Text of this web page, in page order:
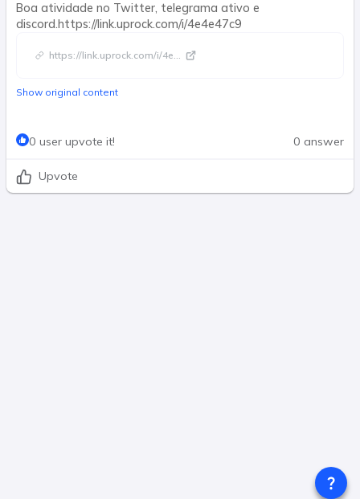
Boa atividade no Twitter, telegrama ativo e
discord.https://link.uprock.com/i/4e4e47c9
https://link.uprock.com/i/4e...
Show original content
0 user upvote it! 0 answer
Upvote